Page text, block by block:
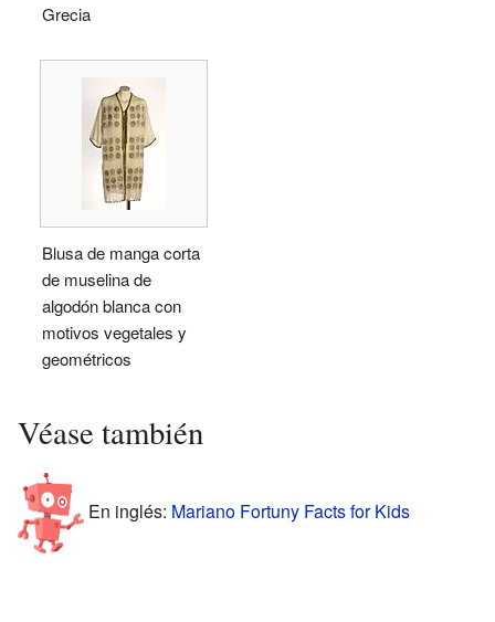
Grecia
Blusa de manga corta
de muselina de
algodón blanca con
motivos vegetales y
geométricos
Véase también
En inglés: Mariano Fortuny Facts for Kids